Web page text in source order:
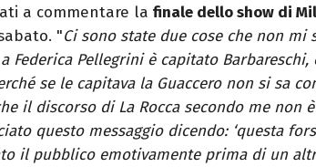
a commentare la finale dello show di
"Ci sono state due cose che non mi
Federica Pellegrini è capitato Barbareschi,
se le capitava la Guaccero non si sa
il discorso di La Rocca secondo me non
questo messaggio dicendo: ‘questa
il pubblico emotivamente prima di un